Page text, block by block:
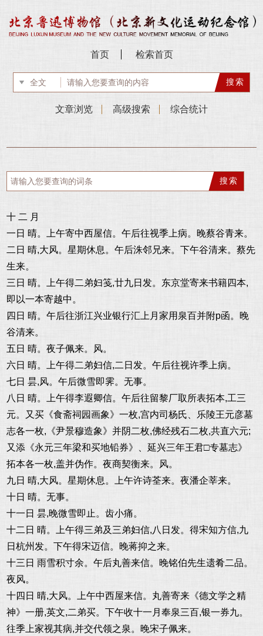
首页 检索首页
文章浏览 高级搜索 综合统计
十 二 月
一日 晴。上午寄中西屋信。午后往视季上病。晚蔡谷青来。
二日 晴,大风。星期休息。午后洙邻兄来。下午谷清来。蔡先
生来。
三日 晴。上午得二弟妇笺,廿九日发。东京堂寄来书籍四本,
即以一本寄越中。
四日 晴。午后往浙江兴业银行汇上月家用泉百并附p函。晚
谷清来。
五日 晴。夜子佩来。风。
六日 晴。上午得二弟妇信,二日发。午后往视许季上病。
七日 昙,风。午后微雪即霁。无事。
八日 晴。上午得李遐卿信。午后往留黎厂取所表拓本,工三
元。又买《食斋祠园画象》一枚,宫内司杨氏、乐陵王元彦墓
志各一枚,《尹景穆造象》并阴二枚,佛经残石二枚,共直六元;
又添《永元三年梁和买地铅券》、延兴三年王君□专墓志》
拓本各一枚,盖并伪作。夜商契衡来。风。
九日 晴,大风。星期休息。上午许诗荃来。夜潘企莘来。
十日 晴。无事。
十一日 昙,晚微雪即止。齿小痛。
十二日 晴。上午得三弟及三弟妇信,八日发。得宋知方信,九
日杭州发。下午得宋迈信。晚蒋抑之来。
十三日 雨雪积寸余。午后丸善来信。晚铭伯先生遗肴二品。
夜风。
十四日 晴,大风。上午中西屋来信。丸善寄来《德文学之精
神》一册,英文,二弟买。下午收十一月奉泉三百,银一券九。
往季上家视其病,并交代领之泉。晚宋子佩来。